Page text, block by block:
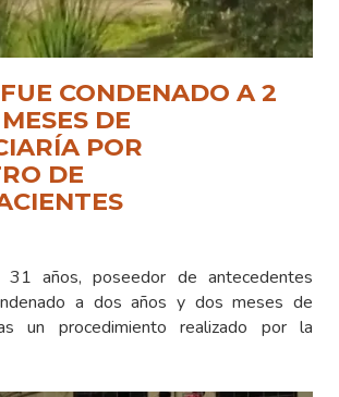
CONDENADO A 2
DE
POR
DE
años, poseedor de antecedentes
a dos años y dos meses de
un procedimiento realizado por la